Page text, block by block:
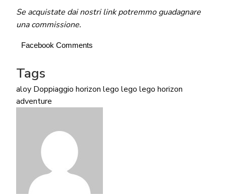
Se acquistate dai nostri link potremmo guadagnare
una commissione.
Facebook Comments
Tags
aloy Doppiaggio horizon lego lego lego horizon
adventure